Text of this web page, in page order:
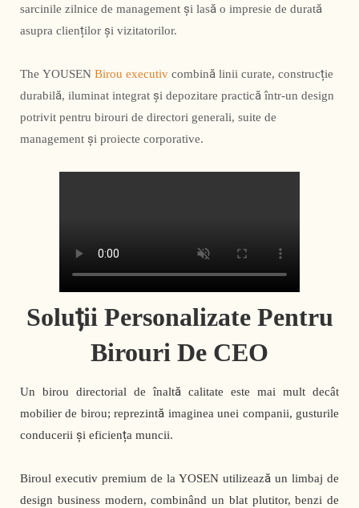
sarcinile zilnice de management și lasă o impresie de durată
asupra clienților și vizitatorilor.
The YOUSEN Birou executiv combină linii curate, construcție
durabilă, iluminat integrat și depozitare practică într-un design
potrivit pentru birouri de directori generali, suite de
management și proiecte corporative.
Soluții Personalizate Pentru
Birouri De CEO
Un birou directorial de înaltă calitate este mai mult decât
mobilier de birou; reprezintă imaginea unei companii, gusturile
conducerii și eficiența muncii.
Biroul executiv premium de la YOSEN utilizează un limbaj de
design business modern, combinând un blat plutitor, benzi de